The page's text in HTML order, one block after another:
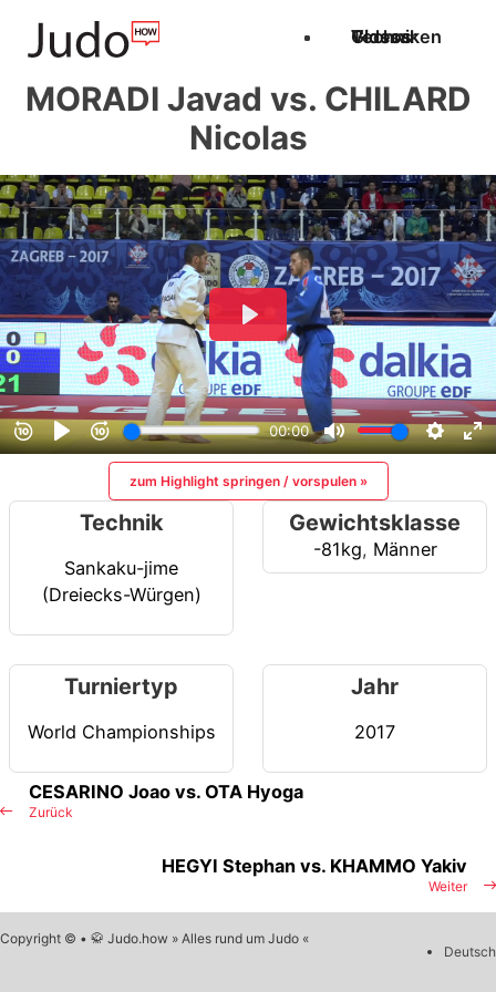
Techniken
Videos
Glossar
MORADI Javad vs. CHILARD
Nicolas
zum Highlight springen / vorspulen »
Technik
Sankaku-jime
(Dreiecks-Würgen)
Gewichtsklasse
-81kg, Männer
Turniertyp
World Championships
Jahr
2017
Zurück
CESARINO Joao vs. OTA Hyoga
Weiter
HEGYI Stephan vs. KHAMMO Yakiv
Copyright © • 🥋 Judo.how » Alles rund um Judo «
Deutsch